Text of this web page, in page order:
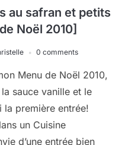
au safran et petits
Noël 2010]
0 comments
Menu de Noël 2010,
sauce vanille et le
première entrée!
un Cuisine
d’une entrée bien